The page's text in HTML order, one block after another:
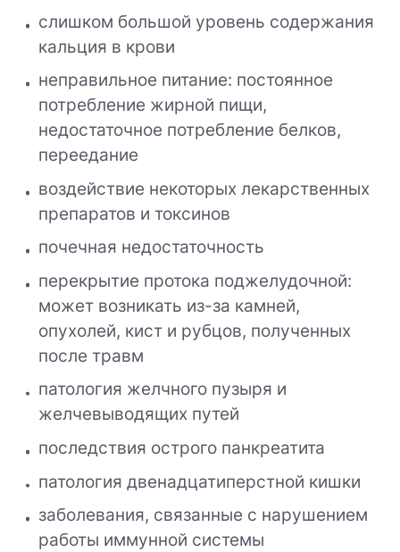
слишком большой уровень содержания
кальция в крови
неправильное питание: постоянное
потребление жирной пищи,
недостаточное потребление белков,
переедание
воздействие некоторых лекарственных
препаратов и токсинов
почечная недостаточность
перекрытие протока поджелудочной:
может возникать из-за камней,
опухолей, кист и рубцов, полученных
после травм
патология желчного пузыря и
желчевыводящих путей
последствия острого панкреатита
патология двенадцатиперстной кишки
заболевания, связанные с нарушением
работы иммунной системы